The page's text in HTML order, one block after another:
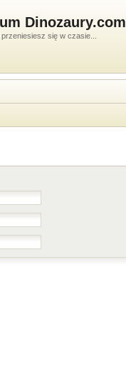
Dinozaury.com
się w czasie...